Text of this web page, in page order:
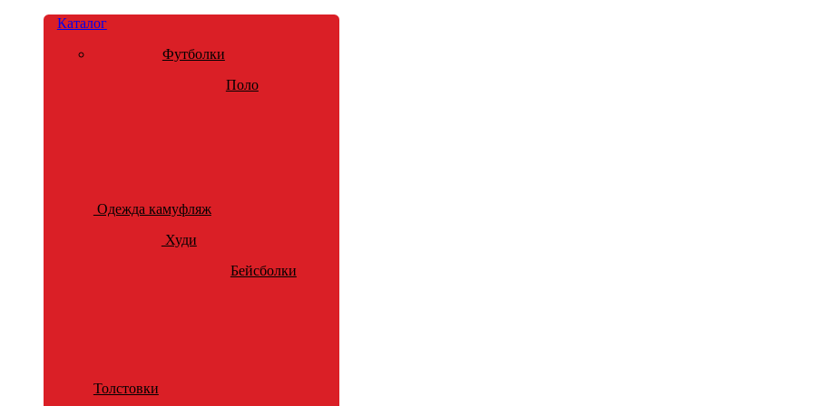
Каталог
Футболки
Поло
Одежда камуфляж
Худи
Бейсболки
Толстовки